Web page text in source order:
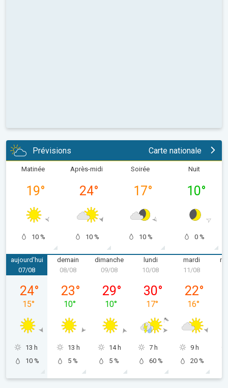
Prévisions Carte nationale
Matinée
19°
10 %
Après-midi
24°
10 %
Soirée
17°
10 %
Nuit
10°
0 %
aujourd'hui
vendredi 07/08
07/08
24°
15°
13 h
10 %
demain
08/08
23°
10°
13 h
5 %
dimanche
dimanche 09/08
09/08
29°
10°
14 h
5 %
lundi
10/08
30°
17°
7 h
60 %
mardi
11/08
22°
16°
9 h
20 %